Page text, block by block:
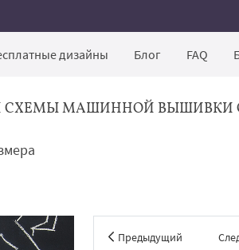
дизайны Блог FAQ
СХЕМЫ МАШИННОЙ ВЫШИВКИ
Предыдущий